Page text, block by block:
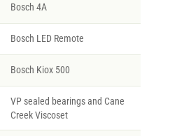
Bosch 4A
Bosch LED Remote
Bosch Kiox 500
VP sealed bearings and Cane
Creek Viscoset